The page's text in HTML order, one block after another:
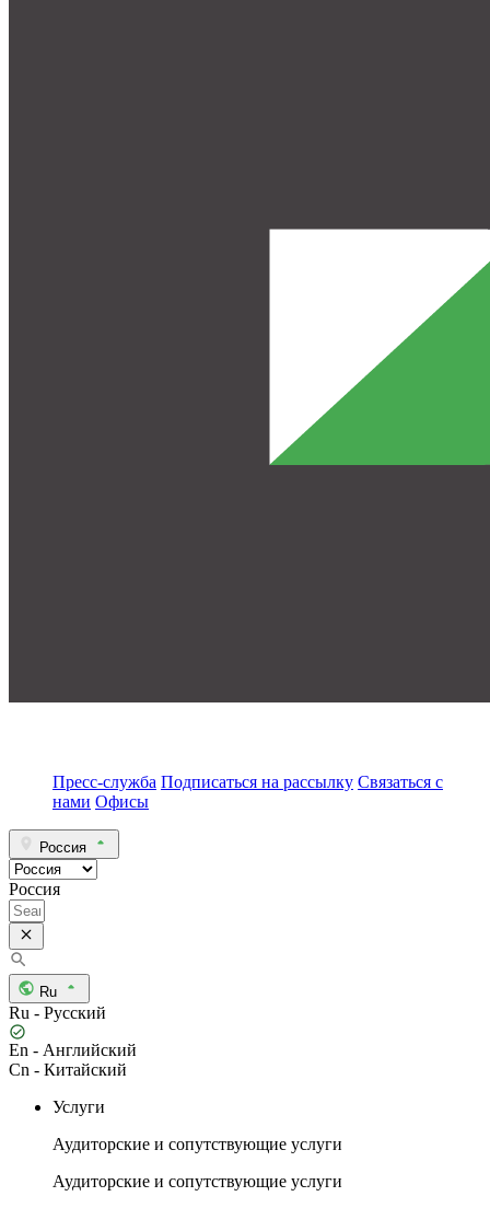
Пресс-служба Подписаться на рассылку Связаться с
нами Офисы
Россия
Россия
Ru
Ru - Русский
En - Английский
Cn - Китайский
Услуги
Аудиторские и сопутствующие услуги
Аудиторские и сопутствующие услуги